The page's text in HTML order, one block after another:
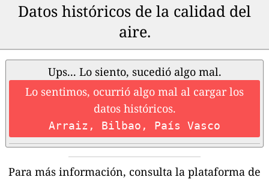
Datos históricos de la calidad del
aire.
Ups... Lo siento, sucedió algo mal.
Lo sentimos, ocurrió algo mal al cargar los
datos históricos.
Arraiz, Bilbao, País Vasco
Para más información, consulta la plataforma de